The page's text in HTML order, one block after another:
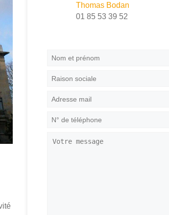
Thomas Bodan
01 85 53 39 52
Nom
prénom*
Raison
Adresse
N°
téléphone*
Votre